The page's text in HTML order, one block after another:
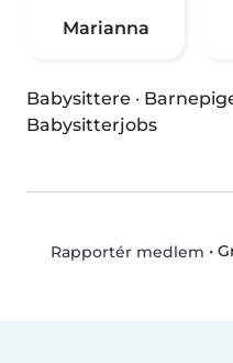
Marianna
Babysittere ·
Babysitterjobs
Rapportér medlem •